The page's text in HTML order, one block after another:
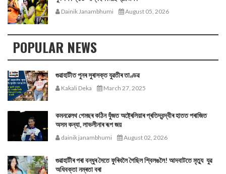
Dainik Janambhumi August 05, 2026
POPULAR NEWS
গুৱাহাটীত পুনৰ সুৰাসক্ত যুৱতীৰ তাণ্ডৱ
Kakali Deka March 27, 2025
কমনৱেলথ গেমছৰ কঠিন যুঁজত অষ্ট্ৰেলিয়াৰ প্ৰতিদ্বন্দ্বীৰ হাতত পৰাজিত
অসম কন্যা, লাভলীনাৰ ৰূপ জয়
dainik janambhumi August 02, 2026
গুৱাহাটীৰ পৰা বন্ধুৰ সৈতে ফুৰিবলৈ গৈছিল শ্বিলঙলৈ! আদবাটতে মৃত্যু যুৱ
অধিবক্তা নম্ৰতা বৰা